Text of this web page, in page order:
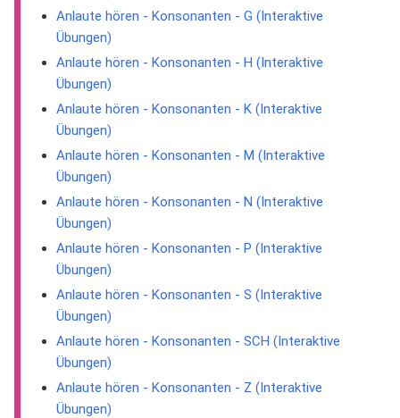
Anlaute hören - Konsonanten - G (Interaktive
Übungen)
Anlaute hören - Konsonanten - H (Interaktive
Übungen)
Anlaute hören - Konsonanten - K (Interaktive
Übungen)
Anlaute hören - Konsonanten - M (Interaktive
Übungen)
Anlaute hören - Konsonanten - N (Interaktive
Übungen)
Anlaute hören - Konsonanten - P (Interaktive
Übungen)
Anlaute hören - Konsonanten - S (Interaktive
Übungen)
Anlaute hören - Konsonanten - SCH (Interaktive
Übungen)
Anlaute hören - Konsonanten - Z (Interaktive
Übungen)